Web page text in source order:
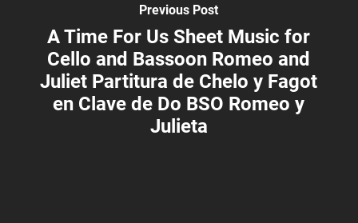
Previous Post
A Time For Us Sheet Music for
Cello and Bassoon Romeo and
Juliet Partitura de Chelo y Fagot
en Clave de Do BSO Romeo y
Julieta